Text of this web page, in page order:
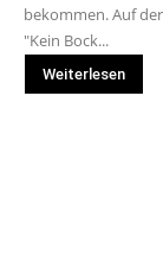
bekommen. Auf
"Kein Bock...
Weiterlesen